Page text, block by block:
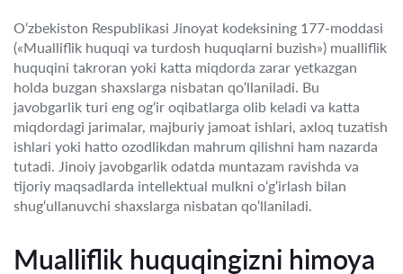
O‘zbekiston Respublikasi Jinoyat kodeksining 177-moddasi
(«Mualliflik huquqi va turdosh huquqlarni buzish») mualliflik
huquqini takroran yoki katta miqdorda zarar yetkazgan
holda buzgan shaxslarga nisbatan qo‘llaniladi. Bu
javobgarlik turi eng og‘ir oqibatlarga olib keladi va katta
miqdordagi jarimalar, majburiy jamoat ishlari, axloq tuzatish
ishlari yoki hatto ozodlikdan mahrum qilishni ham nazarda
tutadi. Jinoiy javobgarlik odatda muntazam ravishda va
tijoriy maqsadlarda intellektual mulkni o‘g‘irlash bilan
shug‘ullanuvchi shaxslarga nisbatan qo‘llaniladi.
Mualliflik huquqingizni himoya